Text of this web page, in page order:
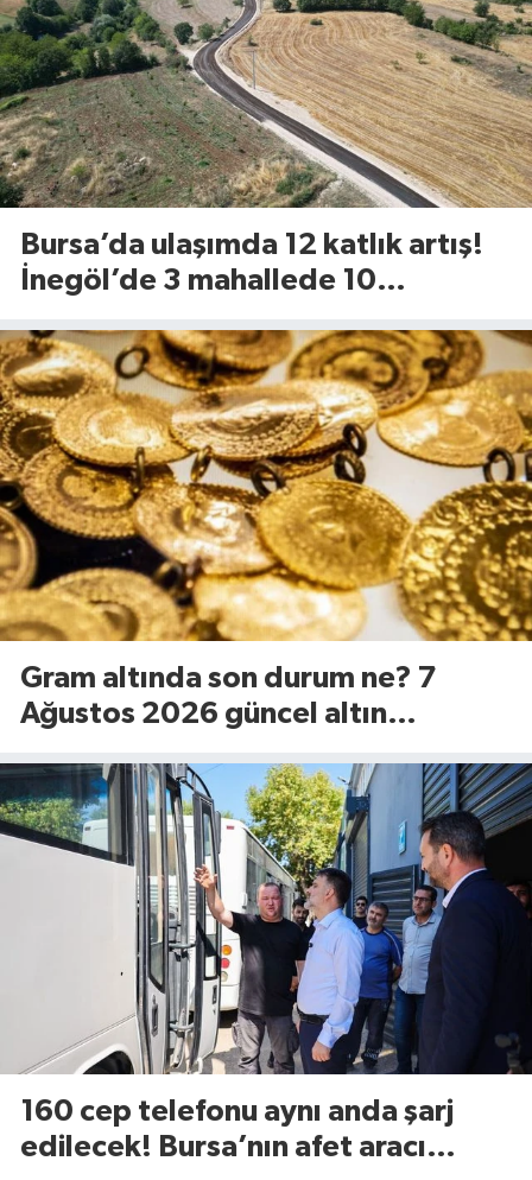
Bursa’da ulaşımda 12 katlık artış!
İnegöl’de 3 mahallede 10
Gram altında son durum ne? 7
Ağustos 2026 güncel altın
160 cep telefonu aynı anda şarj
edilecek! Bursa’nın afet aracı